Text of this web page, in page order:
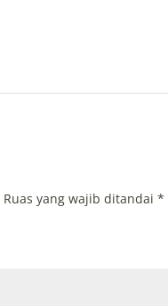
Ruas yang wajib ditandai*